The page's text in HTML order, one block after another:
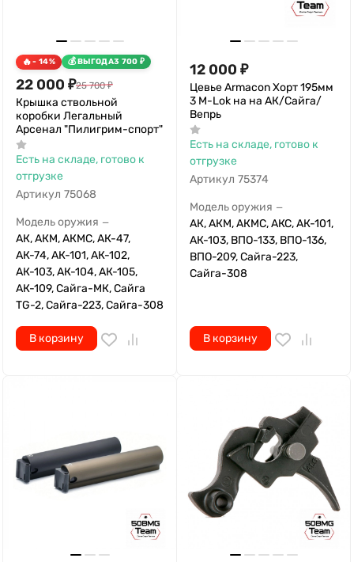
- 14% ВЫГОДА3 700 ₽
22 000 ₽25 700 ₽
Крышка ствольной
коробки Легальный
Арсенал "Пилигрим-спорт"
Есть на складе, готово к
отгрузке
Артикул 75068
Модель оружия —
АК, АКМ, АКМС, АК-47,
АК-74, АК-101, АК-102,
АК-103, АК-104, АК-105,
АК-109, Сайга-МК, Сайга
TG-2, Сайга-223, Сайга-308
В корзину
12 000 ₽
Цевье Armacon Хорт 195мм
3 M-Lok на на АК/Сайга/
Вепрь
Есть на складе, готово к
отгрузке
Артикул 75374
Модель оружия —
АК, АКМ, АКМС, АКС, АК-101,
АК-103, ВПО-133, ВПО-136,
ВПО-209, Сайга-223,
Сайга-308
В корзину